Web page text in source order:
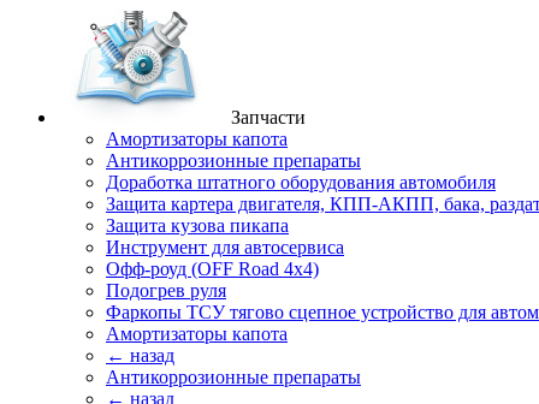
Запчасти
Амортизаторы капота
Антикоррозионные препараты
Доработка штатного оборудования автомобиля
Защита картера двигателя, КПП-АКПП, бака,
Защита кузова пикапа
Инструмент для автосервиса
Офф-роуд (OFF Road 4x4)
Подогрев руля
Фаркопы ТСУ тягово сцепное устройство для
Амортизаторы капота
← назад
Антикоррозионные препараты
← назад